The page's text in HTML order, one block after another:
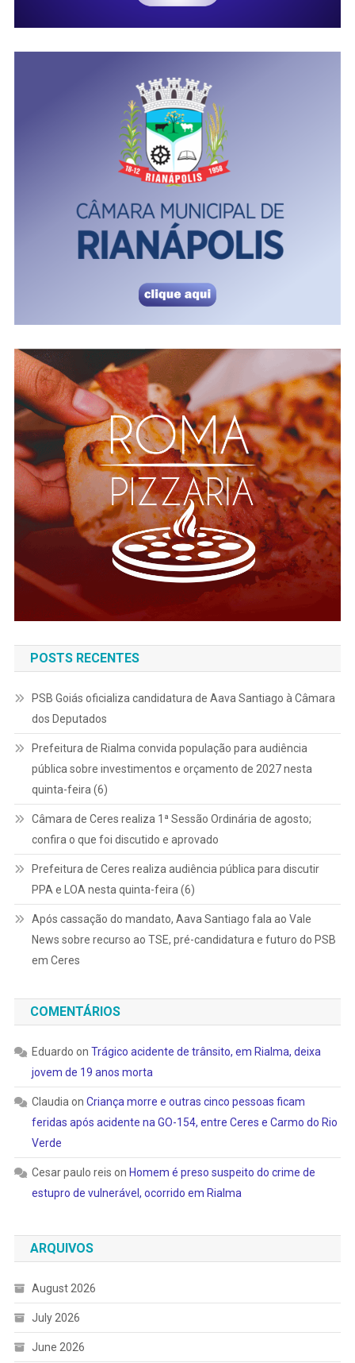
POSTS RECENTES
PSB Goiás oficializa candidatura de Aava Santiago à Câmara
dos Deputados
Prefeitura de Rialma convida população para audiência
pública sobre investimentos e orçamento de 2027 nesta
quinta-feira (6)
Câmara de Ceres realiza 1ª Sessão Ordinária de agosto;
confira o que foi discutido e aprovado
Prefeitura de Ceres realiza audiência pública para discutir
PPA e LOA nesta quinta-feira (6)
Após cassação do mandato, Aava Santiago fala ao Vale
News sobre recurso ao TSE, pré-candidatura e futuro do PSB
em Ceres
COMENTÁRIOS
Eduardo on Trágico acidente de trânsito, em Rialma, deixa
jovem de 19 anos morta
Claudia on Criança morre e outras cinco pessoas ficam
feridas após acidente na GO-154, entre Ceres e Carmo do Rio
Verde
Cesar paulo reis on Homem é preso suspeito do crime de
estupro de vulnerável, ocorrido em Rialma
ARQUIVOS
August 2026
July 2026
June 2026